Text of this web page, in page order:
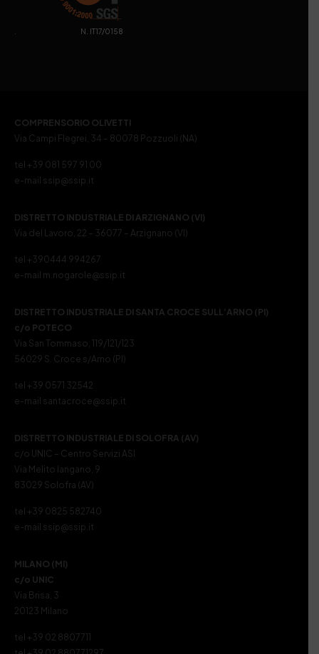
. N. IT17/0158
COMPRENSORIO OLIVETTI
Via Campi Flegrei, 34 – 80078 Pozzuoli (NA)
tel +39 081 597 91 00
e-mail ssip@ssip.it
DISTRETTO INDUSTRIALE DI ARZIGNANO (VI)
Via del Lavoro, 22 – 36077 – Arzignano (VI)
tel +390444 994267
e-mail m.nogarole@ssip.it
DISTRETTO INDUSTRIALE DI SANTA CROCE SULL’ARNO (PI)
c/o POTECO
Via San Tommaso, 119/121/123
56029 S. Croce s/Arno (PI)
tel +39 0571 32542
e-mail santacroce@ssip.it
DISTRETTO INDUSTRIALE DI SOLOFRA (AV)
c/o UNIC – Centro Servizi ASI
Via Melito Iangano, 9
83029 Solofra (AV)
tel +39 0825 582740
e-mail ssip@ssip.it
MILANO (MI)
c/o UNIC
Via Brisa, 3
20123 Milano
tel +39 02 8807711